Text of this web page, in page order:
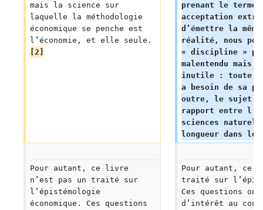
mais la science sur
laquelle la méthodologie
économique se penche est
l’économie, et elle seule.
[2]
prenant le terme
acceptation
d’émettre la
réalité, nous
« discipline »
malentendu
inutile : toute
a besoin de sa
outre, le sujet
rapport entre
sciences
longueur dans
Pour autant, ce livre
n’est pas un traité sur
l’épistémologie
économique. Ces questions
Pour autant, ce
traité sur
Ces questions
d’intérêt au